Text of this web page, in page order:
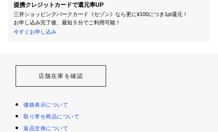
提携クレジットカードで還元率UP
三井ショッピングパークカード《セゾン》なら更に¥100につき1pt還元！
お申し込み完了後、最短５分でご利用可能！
今すぐお申し込み
店舗在庫を確認
価格表示について
取り寄せ商品について
返品交換について